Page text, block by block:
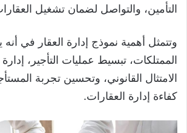
التأمين، والتواصل لضمان تشغيل
وتتمثل أهمية نموذج إدارة العقار في
الممتلكات، تبسيط عمليات التأجير، إدارة
الامتثال القانوني، وتحسين تجربة
كفاءة إدارة العقارات.